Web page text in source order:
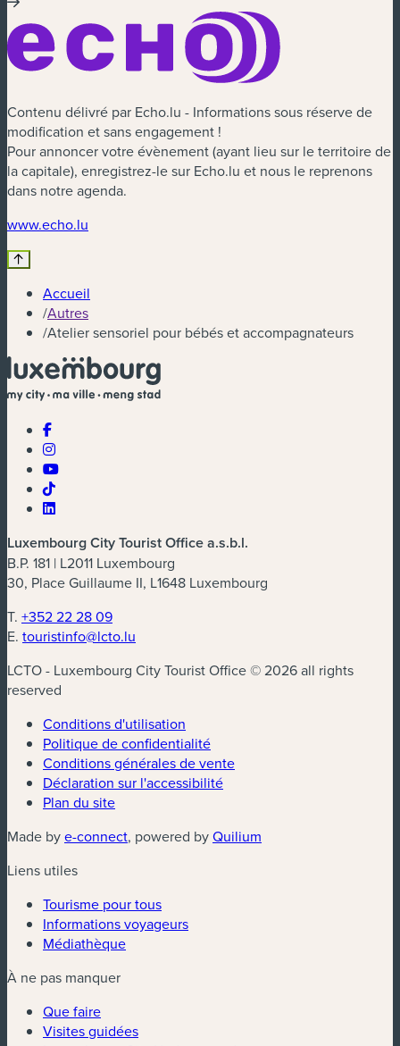
Contenu délivré par Echo.lu - Informations sous réserve de
modification et sans engagement !
Pour annoncer votre évènement (ayant lieu sur le territoire de
la capitale), enregistrez-le sur Echo.lu et nous le reprenons
dans notre agenda.
www.echo.lu
Accueil
/Autres
/Atelier sensoriel pour bébés et accompagnateurs
Luxembourg City Tourist Office a.s.b.l.
B.P. 181 | L2011 Luxembourg
30, Place Guillaume II, L1648 Luxembourg
T. +352 22 28 09
E. touristinfo@lcto.lu
LCTO - Luxembourg City Tourist Office © 2026 all rights
reserved
Conditions d'utilisation
Politique de confidentialité
Conditions générales de vente
Déclaration sur l'accessibilité
Plan du site
Made bye-connect(nouvelle fenêtre)
, powered byQuilium
Liens utiles
Tourisme pour tous
Informations voyageurs
Médiathèque
À ne pas manquer
Que faire
Visites guidées